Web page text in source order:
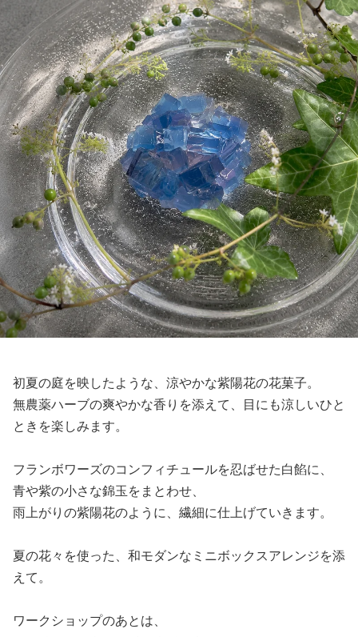
初夏の庭を映したような、涼やかな紫陽花の花菓子。
無農薬ハーブの爽やかな香りを添えて、目にも涼しいひと
ときを楽しみます。
フランボワーズのコンフィチュールを忍ばせた白餡に、
青や紫の小さな錦玉をまとわせ、
雨上がりの紫陽花のように、繊細に仕上げていきます。
夏の花々を使った、和モダンなミニボックスアレンジを添
えて。
ワークショップのあとは、